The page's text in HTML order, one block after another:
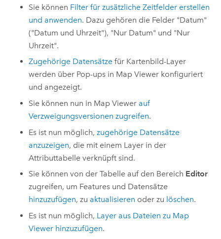
Sie können Filter für zusätzliche Zeitfelder erstellen
und anwenden. Dazu gehören die Felder "Datum"
("Datum und Uhrzeit"), "Nur Datum" und "Nur
Uhrzeit".
Zugehörige Datensätze für Kartenbild-Layer
werden über Pop-ups in Map Viewer konfiguriert
und angezeigt.
Sie können nun in Map Viewer auf
Verzweigungsversionen zugreifen.
Es ist nun möglich,zugehörige Datensätze
anzuzeigen, die mit einem Layer in der
Attributtabelle verknüpft sind.
Sie können von der Tabelle auf den Bereich Editor
zugreifen, um Features und Datensätze
hinzuzufügen, zu aktualisieren oder zu löschen.
Es ist nun möglich, Layer aus Dateien zu Map
Viewer hinzuzufügen.